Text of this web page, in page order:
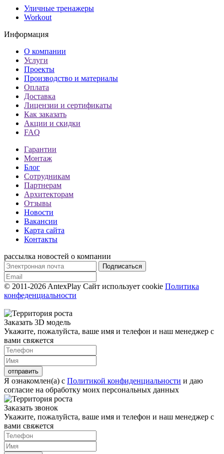
Уличные тренажеры
Workout
Информация
О компании
Услуги
Проекты
Производство и материалы
Оплата
Доставка
Лицензии и сертификаты
Как заказать
Акции и скидки
FAQ
Гарантии
Монтаж
Блог
Сотрудникам
Партнерам
Архитекторам
Отзывы
Новости
Вакансии
Карта сайта
Контакты
рассылка новостей о компании
© 2011-2026 AntexPlay Сайт использует cookie Политика
конфеденциальности
Заказать 3D модель
Укажите, пожалуйста, ваше имя и телефон и наш менеджер с
вами свяжется
Я ознакомлен(а) с Политикой конфиденциальности и даю
согласие на обработку моих персональных данных
Заказать звонок
Укажите, пожалуйста, ваше имя и телефон и наш менеджер с
вами свяжется